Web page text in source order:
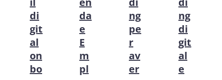
di
git
al
on
bo
da
e
E
m
pl
ng
pe
r
av
er
ng
di
git
al
e